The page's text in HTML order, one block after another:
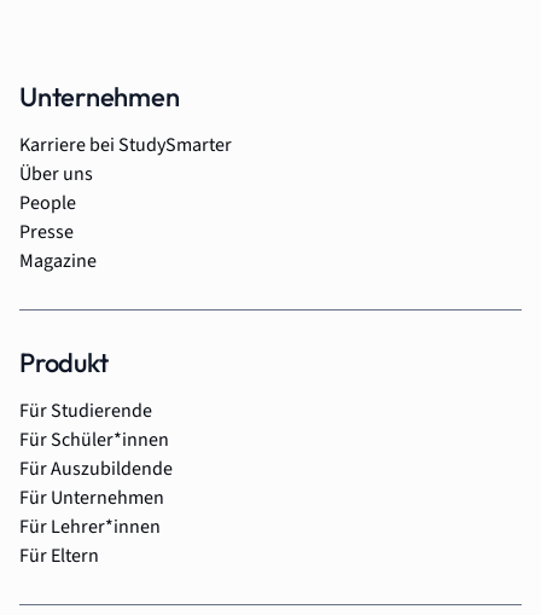
Unternehmen
Karriere bei StudySmarter
Über uns
People
Presse
Magazine
Produkt
Für Studierende
Für Schüler*innen
Für Auszubildende
Für Unternehmen
Für Lehrer*innen
Für Eltern